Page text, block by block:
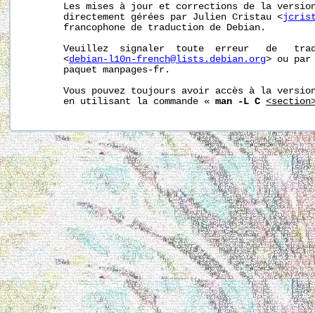
Les mises à jour et corrections de la
       directement gérées par Julien Cristau <
       francophone de traduction de Debian.
Veuillez  signaler  toute  erreur   de
       <
debian-l10n-french@lists.debian.org> ou par
       paquet manpages-fr.
Vous pouvez toujours avoir accès à la
       en utilisant la commande «
man -L C